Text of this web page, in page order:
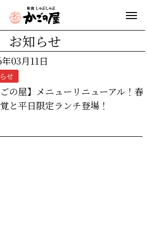
お知らせ
03月11日
せ
ごの屋】メニューリニューアル！春
と平日限定ランチ登場！